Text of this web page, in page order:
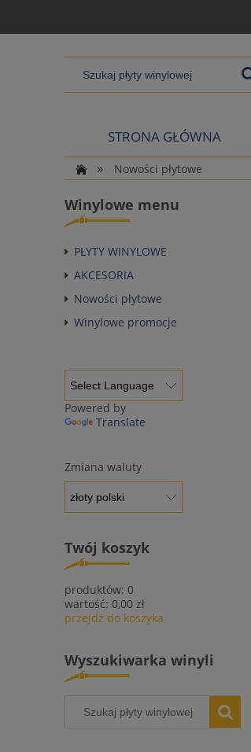
STRONA GŁÓWNA
»
Nowości płytowe
Winylowe menu
PŁYTY WINYLOWE
AKCESORIA
Nowości płytowe
Winylowe promocje
Powered by
Translate
Zmiana waluty
Twój koszyk
produktów: 0
wartość: 0,00 zł
przejdź do koszyka
Wyszukiwarka winyli